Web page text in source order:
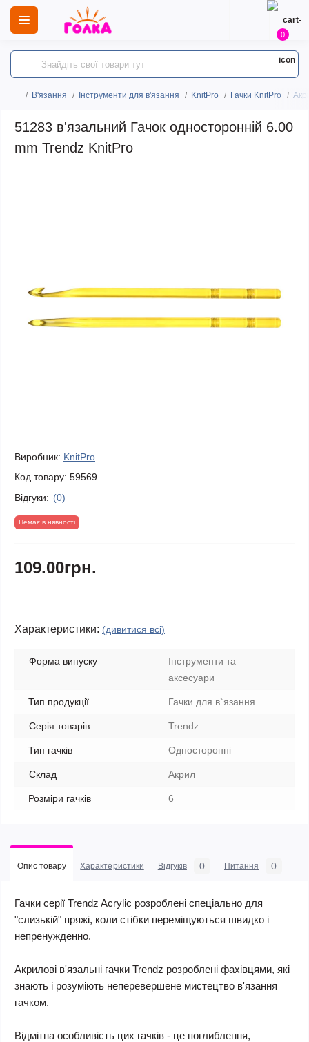
0
В'язання Інструменти для в'язання KnitPro Гачки KnitPro
51283 в'язальний Гачок односторонній 6.00
mm Trendz KnitPro
Виробник: KnitPro
Код товару: 59569
Відгуки: (0)
Немає в нявності
109.00грн.
Характеристики: (дивитися всі)
Форма випуску
Інструменти та
аксесуари
Тип продукції Гачки для в`язання
Серія товарів Trendz
Тип гачків Односторонні
Склад Акрил
Розміри гачків 6
Опис товару Характеристики Відгуків 0 Питання 0
Гачки серії Trendz Acrylic розроблені спеціально для
"слизькій" пряжі, коли стібки переміщуються швидко і
непренужденно.
Акрилові в'язальні гачки Trendz розроблені фахівцями, які
знають і розуміють неперевершене мистецтво в'язання
гачком.
Відмітна особливість цих гачків - це поглиблення,